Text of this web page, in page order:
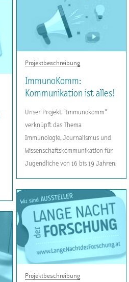
Projektbeschreibung
ImmunoKomm:
Kommunikation ist alles!
Unser Projekt "Immunokomm"
verknüpft das Thema
Immunologie, Journalismus und
Wissenschaftskommunikation für
Jugendliche von 16 bis 19 Jahren.
Projektbeschreibung